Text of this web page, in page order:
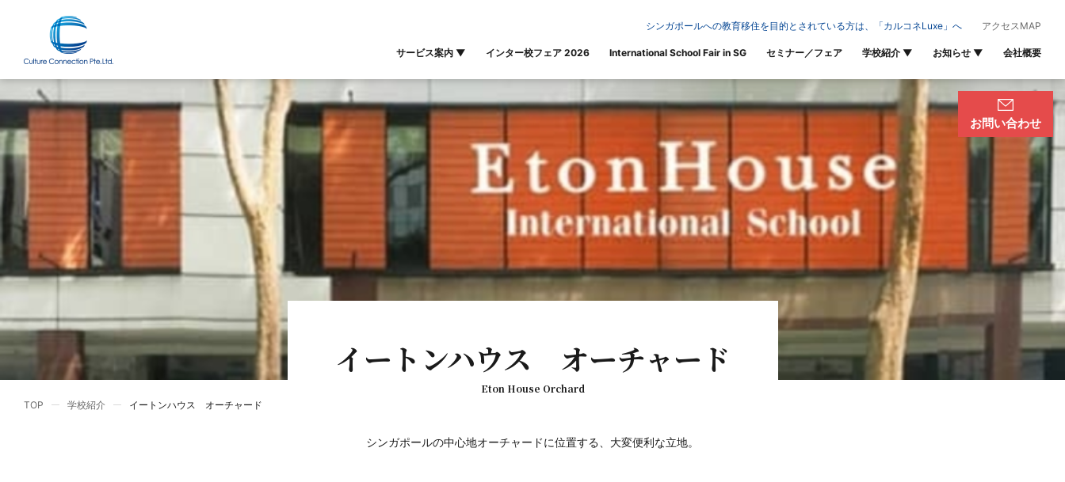
シンガポールへの教育移住を目的とされている方は、「カルコネLuxe」へ アクセスMAP
サービス案内 ▼ インター校フェア 2026 International School Fair in SG セミナー／フェア 学校紹介 ▼ お知らせ ▼ 会社概要
お問い合わせ
イートンハウス オーチャード
Eton House Orchard
TOP 学校紹介 イートンハウス オーチャード
シンガポールの中心地オーチャードに位置する、大変便利な立地。